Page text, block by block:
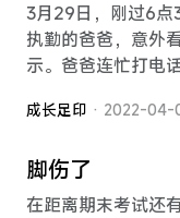
3月29日，刚过6点
执勤的爸爸，意外
示。爸爸连忙打电
成长足印 · 2022-04-
脚伤了
在距离期末考试还